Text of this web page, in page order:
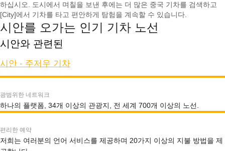
하십시오. 도시에서 며칠을 보낸 후에는 더 많은 중국 기차를 검색하고
[City]에서 기차를 타고 편안하게 탐험을 계속할 수 있습니다.
시안를 오가는 인기 기차 노선
시안와 관련된
시안 - 주저우 기차
광범위한 네트워크
하나의 플랫폼, 34개 이상의 관광지, 전 세계 700개 이상의 노선.
편리한 예약
저희는 여러분의 언어 서비스를 제공하며 20가지 이상의 지불 방법을 제